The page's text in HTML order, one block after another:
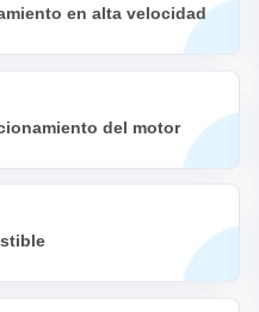
en alta velocidad
del motor